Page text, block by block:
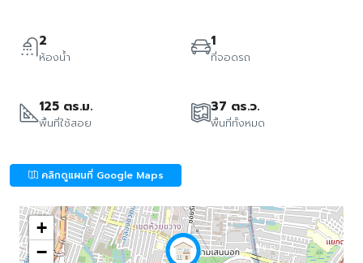
2
ห้องน้ำ
1
ที่จอดรถ
125 ตร.ม.
พื้นที่ใช้สอย
37 ตร.ว.
พื้นที่ทั้งหมด
คลิกดูแผนที่ Google Maps
+
−